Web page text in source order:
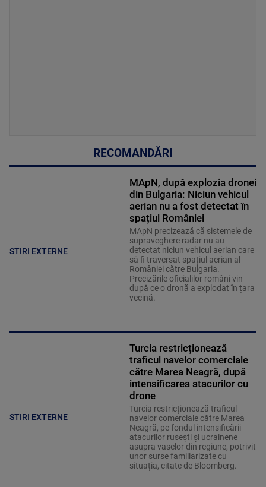
RECOMANDĂRI
STIRI EXTERNE
MApN, după explozia dronei
din Bulgaria: Niciun vehicul
aerian nu a fost detectat în
spațiul României
MApN precizează că sistemele de
supraveghere radar nu au
detectat niciun vehicul aerian care
să fi traversat spațiul aerian al
României către Bulgaria.
Precizările oficialilor români vin
după ce o dronă a explodat în țara
vecină.
STIRI EXTERNE
Turcia restricționează
traficul navelor comerciale
către Marea Neagră, după
intensificarea atacurilor cu
drone
Turcia restricționează traficul
navelor comerciale către Marea
Neagră, pe fondul intensificării
atacurilor rusești și ucrainene
asupra vaselor din regiune, potrivit
unor surse familiarizate cu
situația, citate de Bloomberg.